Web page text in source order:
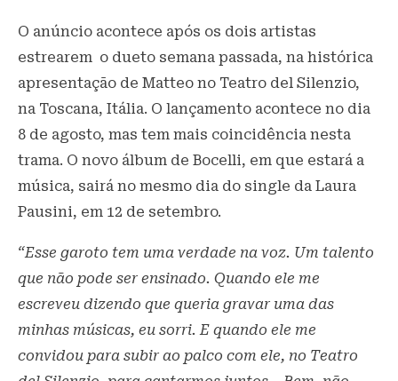
O anúncio acontece após os dois artistas
estrearem o dueto semana passada, na histórica
apresentação de Matteo no Teatro del Silenzio,
na Toscana, Itália. O lançamento acontece no dia
8 de agosto, mas tem mais coincidência nesta
trama. O novo álbum de Bocelli, em que estará a
música, sairá no mesmo dia do single da Laura
Pausini, em 12 de setembro.
“Esse garoto tem uma verdade na voz. Um talento
que não pode ser ensinado. Quando ele me
escreveu dizendo que queria gravar uma das
minhas músicas, eu sorri. E quando ele me
convidou para subir ao palco com ele, no Teatro